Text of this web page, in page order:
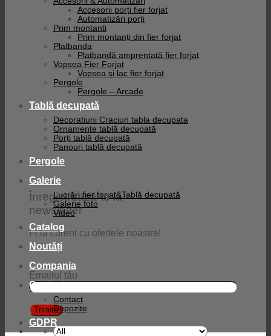
Înregistrează-te la
newsletter
Fi la curent cu ofertele noastre!
Emailul tău
Accesorii porți fier forjat
Automatizări porți
Prim montanti
Prim montanți din fier forjat
Platbanda
Platbandă amprentată fier forjat
Vopsea Fier Forjat
Vopsea și lac fier forjat
Pergole
Pergole – Arcade
Tablă decupată
Decoratiuni Craciun tabla decupata
Ornamente tablă decupată
Porți tablă decupată
Panouri tablă decupată
Pergole
Galerie
Lucrări fier forjat&Tablă decupată
Galerie foto
Video
Catalog
Noutăți
Compania
Contact
Contact
Depozite
GDPR